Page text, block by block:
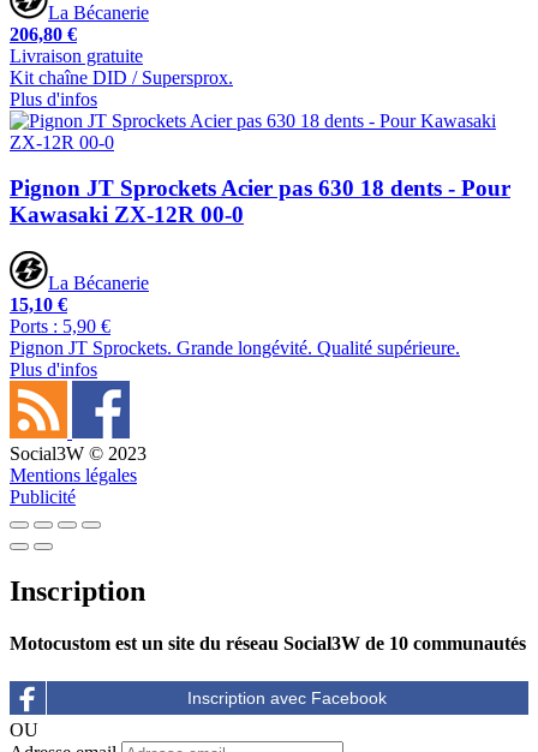
La Bécanerie
206,80 €
Livraison gratuite
Kit chaîne DID / Supersprox.
Plus d'infos
Pignon JT Sprockets Acier pas 630 18 dents - Pour
Kawasaki ZX-12R 00-0
La Bécanerie
15,10 €
Ports : 5,90 €
Pignon JT Sprockets. Grande longévité. Qualité supérieure.
Plus d'infos
Social3W © 2023
Mentions légales
Publicité
Inscription
Motocustom est un site du réseau Social3W de 10 communautés
OU